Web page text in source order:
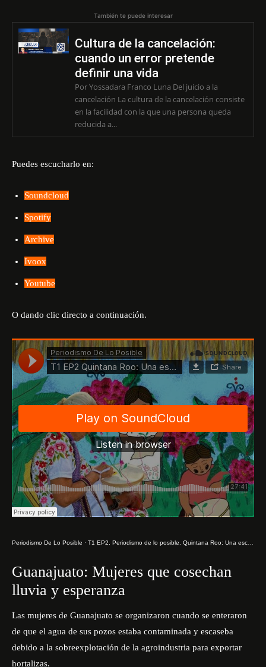
También te puede interesar
Cultura de la cancelación:
cuando un error pretende
definir una vida
Por Yossadara Franco Luna Del juicio a la
cancelación La cultura de la cancelación consiste
en la facilidad con la que una persona queda
reducida a...
Puedes escucharlo en:
Soundcloud
Spotify
Archive
Ivoox
Youtube
O dando clic directo a continuación.
Periodismo De Lo Posible · T1 EP2. Periodismo de lo posible. Quintana Roo: Una escuelita para bordar el territorio
Guanajuato: Mujeres que cosechan
lluvia y esperanza
Las mujeres de Guanajuato se organizaron cuando se enteraron
de que el agua de sus pozos estaba contaminada y escaseba
debido a la sobreexplotación de la agroindustria para exportar
hortalizas.